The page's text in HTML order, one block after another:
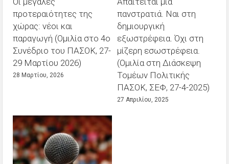
προτεραιότητες της
χώρας: νέοι και
παραγωγή (Ομιλία στο 4ο
Συνέδριο του ΠΑΣΟΚ, 27-
29 Μαρτίου 2026)
28 Μαρτίου, 2026
πανστρατιά. Ναι στη
δημιουργική
εξωστρέφεια. Όχι στη
μίζερη εσωστρέφεια.
(Ομιλία στη Διάσκεψη
Τομέων Πολιτικής
ΠΑΣΟΚ, ΣΕΦ, 27-4-2025)
27 Απριλίου, 2025